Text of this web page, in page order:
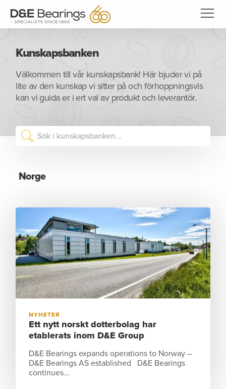
Kunskapsbanken
Välkommen till vår kunskapsbank! Här bjuder vi på
lite av den kunskap vi sitter på och förhoppningsvis
kan vi guida er i ert val av produkt och leverantör.
Norge
NYHETER
Ett nytt norskt dotterbolag har
etablerats inom D&E Group
D&E Bearings expands operations to Norway –
D&E Bearings AS established D&E Bearings
continues...